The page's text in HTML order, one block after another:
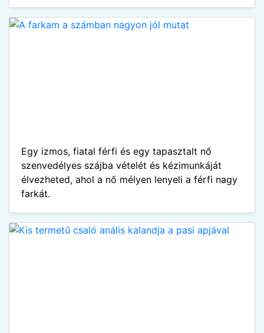
Egy izmos, fiatal férfi és egy tapasztalt nő
szenvedélyes szájba vételét és kézimunkáját
élvezheted, ahol a nő mélyen lenyeli a férfi nagy
farkát.